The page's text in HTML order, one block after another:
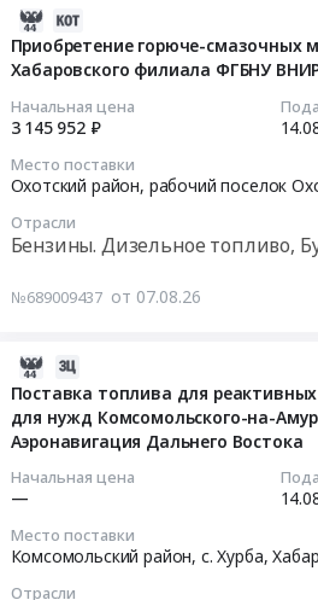
Приобретение горюче-смазочных
Хабаровского филиала ФГБНУ
Начальная цена
3 145 952 ₽
Место поставки
Охотский район, рабочий поселок
Отрасли
Бензины. Дизельное топливо,
№689009437 от 07.08.26
Поставка топлива для
для нужд Комсомольского-на-
Аэронавигация Дальнего Востока
Начальная цена
—
Место поставки
Комсомольский район, с. Хурба,
Отрасли